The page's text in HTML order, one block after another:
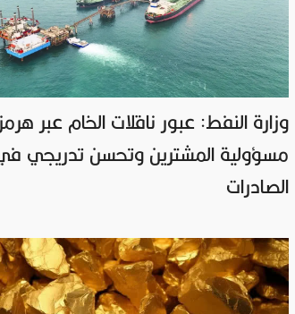
وزارة النفط: عبور ناقلات الخام عبر هرمز
مسؤولية المشترين وتحسن تدريجي
الصادرات